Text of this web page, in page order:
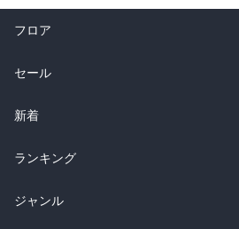
フロア
総合
ラノベ
雑誌・グラビア
BL・TL
セール
総合
ラノベ
雑誌・グラビア
新着
総合
ラノベ
ランキング
総合
ジャンル